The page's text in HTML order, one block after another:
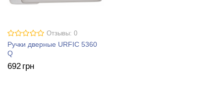
Отзывы: 0
Ручки дверные URFIC 5360
Q
692 грн